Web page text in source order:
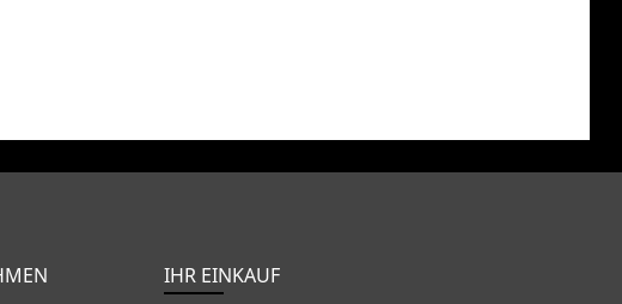
IHR EINKAUF